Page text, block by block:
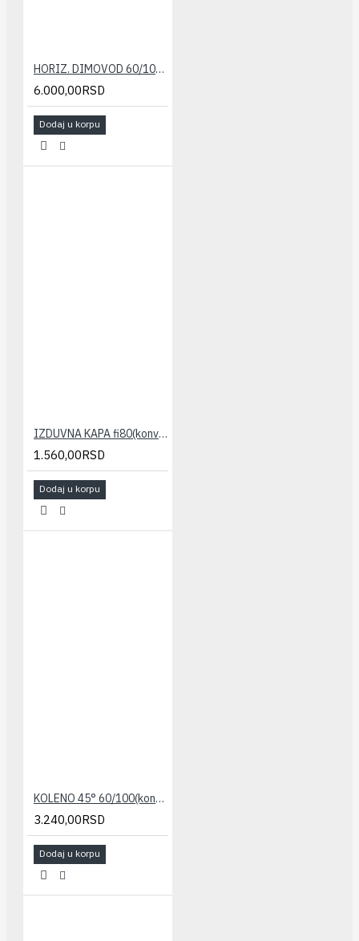
HORIZ. DIMOVOD 60/100(konvenc.) set STABILE
6.000,00RSD
Dodaj u korpu
IZDUVNA KAPA fi80(konvenc) STABILE
1.560,00RSD
Dodaj u korpu
KOLENO 45° 60/100(kondenz.) STABILE
3.240,00RSD
Dodaj u korpu